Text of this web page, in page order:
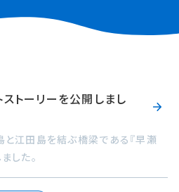
トーリーを公開しまし
と江田島を結ぶ橋梁である『早瀬
した。